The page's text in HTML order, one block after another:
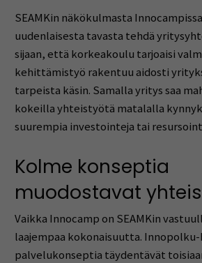
SEAMKin näkökulmasta
uudenlaisesta tavasta tehdä
sijaan, että korkeakoulu tarjoaisi
kehittämistyö rakentuu aidosti
tarpeista käsin. Samalla yritys saa
kokeilla yhteistyötä matalalla
suurempia investointeja tai
Kolme konseptia
muodostavat
Vaikka Innocamp on SEAMKin
laajempaa kokonaisuutta.
palvelukonseptia täydentävät